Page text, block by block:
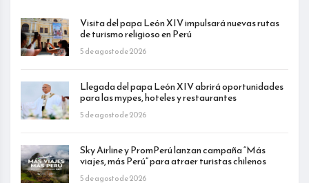
Visita del papa León XIV impulsará nuevas rutas
de turismo religioso en Perú
5 de agosto de 2026
Llegada del papa León XIV abrirá oportunidades
para las mypes, hoteles y restaurantes
5 de agosto de 2026
Sky Airline y PromPerú lanzan campaña “Más
viajes, más Perú” para atraer turistas chilenos
5 de agosto de 2026